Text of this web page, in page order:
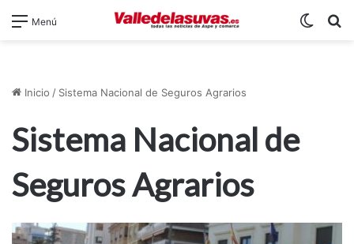
Menú
Inicio / Sistema Nacional de Seguros Agrarios
Sistema Nacional de
Seguros Agrarios